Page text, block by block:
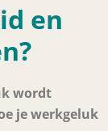
en
wordt
je werkgeluk